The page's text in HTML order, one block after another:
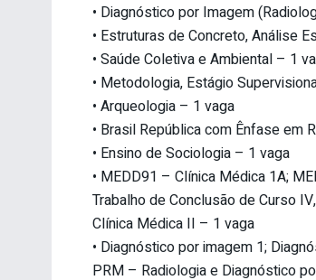
• Diagnóstico por Imagem
• Estruturas de Concreto, Análise
• Saúde Coletiva e Ambiental – 1
• Metodologia, Estágio
• Arqueologia – 1 vaga
• Brasil República com Ênfase em
• Ensino de Sociologia – 1 vaga
• MEDD91 – Clínica Médica 1A;
Trabalho de Conclusão de Curso
Clínica Médica II – 1 vaga
• Diagnóstico por imagem 1;
PRM – Radiologia e Diagnóstico